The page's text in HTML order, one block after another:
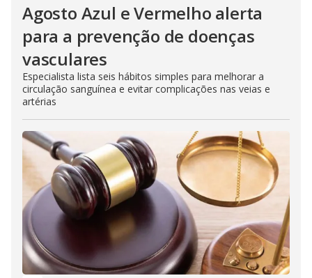
Agosto Azul e Vermelho alerta
para a prevenção de doenças
vasculares
Especialista lista seis hábitos simples para melhorar a
circulação sanguínea e evitar complicações nas veias e
artérias